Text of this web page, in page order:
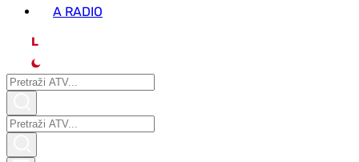
A RADIO
L